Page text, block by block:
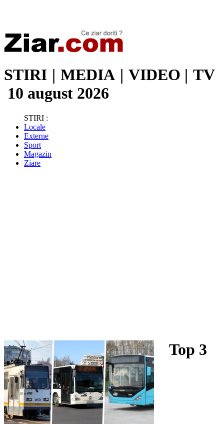
STIRI | MEDIA | VIDEO | TV
10 august 2026
STIRI :
Locale
Externe
Sport
Magazin
Ziare
Top 3